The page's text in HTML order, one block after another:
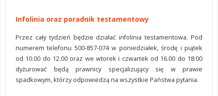
Infolinia oraz poradnik testamentowy
Przez cały tydzień będzie działać infolinia testamentowa. Pod
numerem telefonu 500-857-074 w poniedziałek, środę i piątek
od 10.00 do 12.00 oraz we wtorek i czwartek od 16.00 do 18:00
dyżurować będą prawnicy specjalizujący się w prawie
spadkowym, którzy odpowiedzą na wszystkie Państwa pytania.